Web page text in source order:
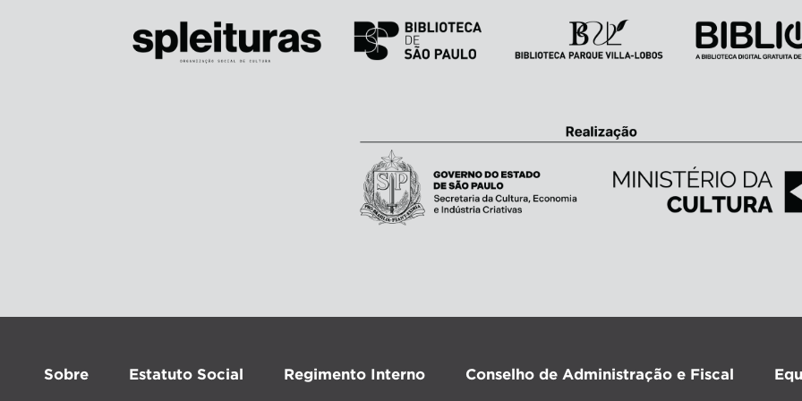
Sobre Estatuto Social Regimento Interno Conselho de Administração e Fiscal